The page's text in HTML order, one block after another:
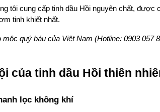
tôi cung cấp tinh dầu Hồi nguyên chất,
tinh khiết nhất.
quý báu của Việt Nam (Hotline: 0903 057
của tinh dầu Hồi thiên
lọc không khí